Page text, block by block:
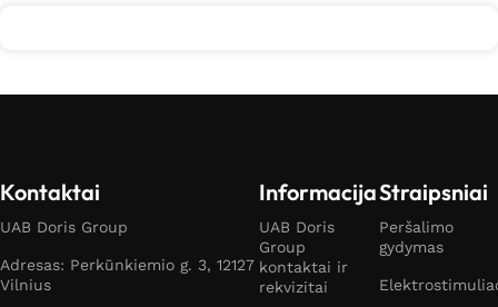
Kontaktai
UAB Doris Group
Adresas: Perkūnkiemio g. 3, 12127
Vilnius
Informacija
UAB Doris
Group
kontaktai ir
rekvizitai
Straipsniai
Peršalimo
gydymas